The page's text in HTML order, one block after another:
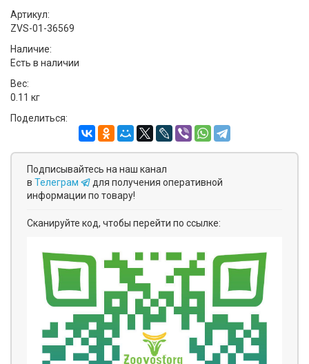
Артикул:
ZVS-01-36569
Наличие:
Есть в наличии
Вес:
0.11 кг
Поделиться:
Подписывайтесь на наш канал
в Телеграм
для получения оперативной
информации по товару!
Сканируйте код, чтобы перейти по ссылке: